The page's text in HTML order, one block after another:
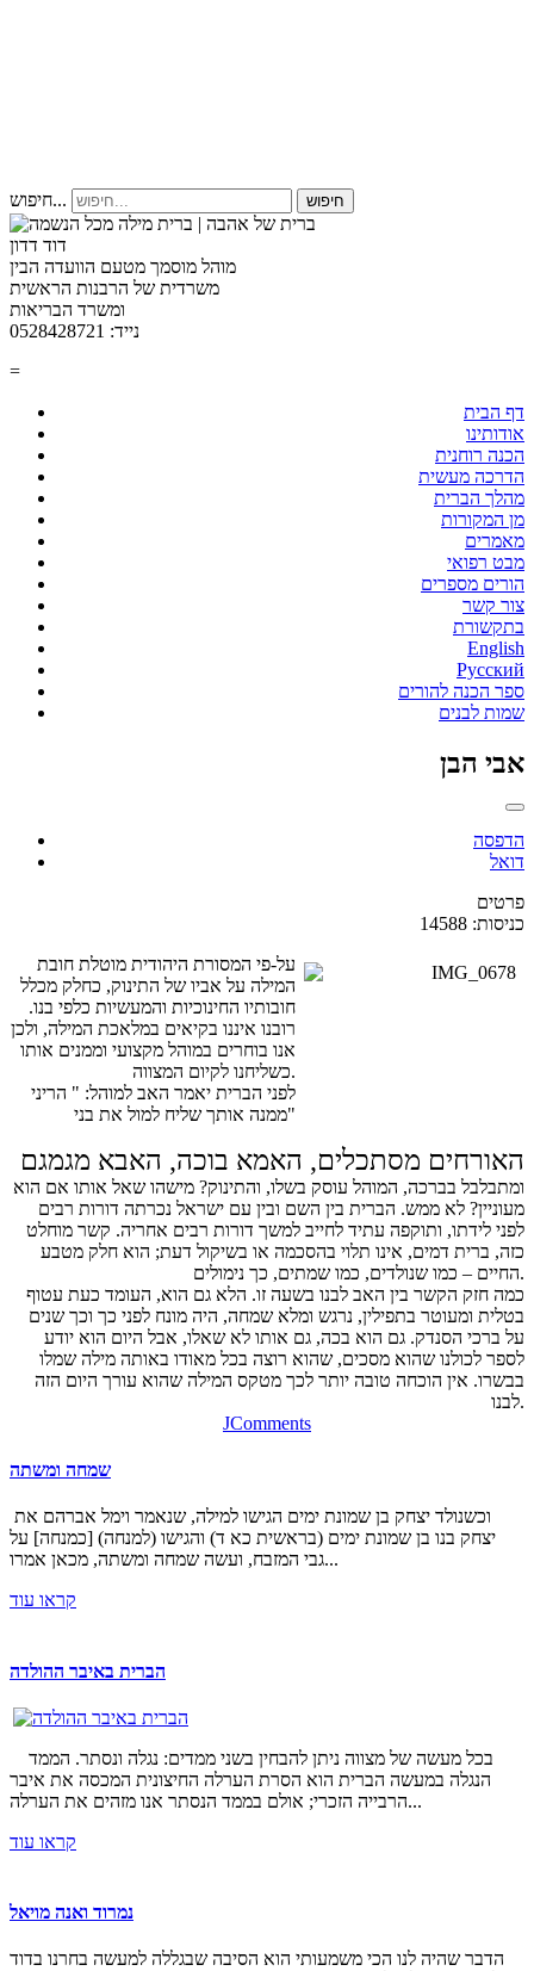
חיפוש... חיפוש
דוד דדון
מוהל מוסמך מטעם הוועדה הבין
משרדית של הרבנות הראשית
ומשרד הבריאות
נייד: 0528428721
=
דף הבית
אודותינו
הכנה רוחנית
הדרכה מעשית
מהלך הברית
מן המקורות
מאמרים
מבט רפואי
הורים מספרים
צור קשר
בתקשורת
English
Русский
ספר הכנה להורים
שמות לבנים
אבי הבן
הדפסה
דואל
פרטים
כניסות: 14588
על-פי המסורת היהודית מוטלת חובת
המילה על אביו של התינוק, כחלק מכלל
חובותיו החינוכיות והמעשיות כלפי בנו.
רובנו איננו בקיאים במלאכת המילה, ולכן
אנו בוחרים במוהל מקצועי וממנים אותו
כשליחנו לקיום המצווה.
לפני הברית יאמר האב למוהל: " הריני
ממנה אותך שליח למול את בני"
האורחים מסתכלים, האמא בוכה, האבא מגמגם
ומתבלבל בברכה, המוהל עוסק בשלו, והתינוק? מישהו שאל אותו אם הוא
מעוניין? לא ממש. הברית בין השם ובין עם ישראל נכרתה דורות רבים
לפני לידתו, ותוקפה עתיד לחייב למשך דורות רבים אחריה. קשר מוחלט
כזה, ברית דמים, אינו תלוי בהסכמה או בשיקול דעת; הוא חלק מטבע
החיים – כמו שנולדים, כמו שמתים, כך נימולים.
כמה חזק הקשר בין האב לבנו בשעה זו. הלא גם הוא, העומד כעת עטוף
בטלית ומעוטר בתפילין, נרגש ומלא שמחה, היה מונח לפני כך וכך שנים
על ברכי הסנדק. גם הוא בכה, גם אותו לא שאלו, אבל היום הוא יודע
לספר לכולנו שהוא מסכים, שהוא רוצה בכל מאודו באותה מילה שמלו
בבשרו. אין הוכחה טובה יותר לכך מטקס המילה שהוא עורך היום הזה
לבנו.
JComments
שמחה ומשתה
יצחק בנו בן שמונת ימים (בראשית כא ד) והגישו (למנחה) [כמנחה] על
גבי המזבח, ועשה שמחה ומשתה, מכאן אמרו...
קראו עוד
הברית באיבר ההולדה
הנגלה במעשה הברית הוא הסרת הערלה החיצונית המכסה את איבר
הרבייה הזכרי; אולם בממד הנסתר אנו מזהים את הערלה...
קראו עוד
נמרוד ואנה מויאל
הדבר שהיה לנו הכי משמעותי הוא הסיבה שבגללה למעשה בחרנו בדוד